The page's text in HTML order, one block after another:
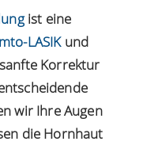
ist eine
LASIKund
Korrektur
wir Ihre Augen
die Hornhaut